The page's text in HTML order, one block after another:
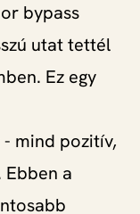
bypass
utat tettél
Ez egy
mind pozitív,
a